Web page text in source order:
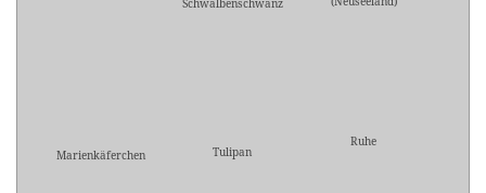
Schwalbenschwanz
Marienkäferchen Tulipan
Ruhe